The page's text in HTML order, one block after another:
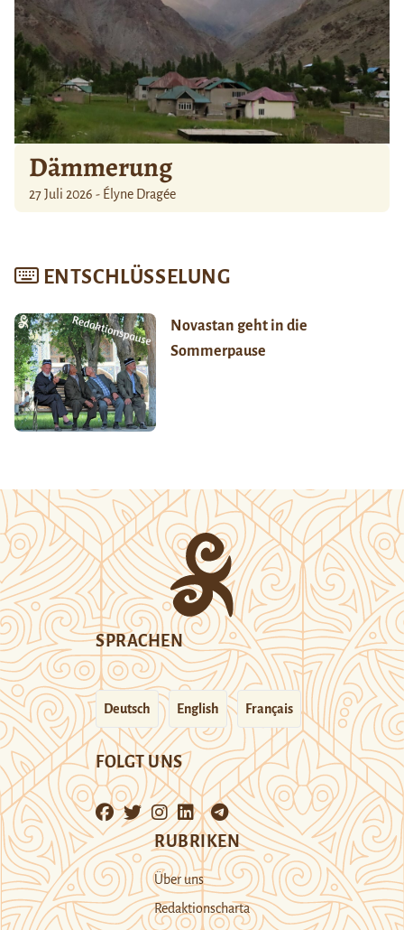
Dämmerung
27 Juli 2026 - Élyne Dragée
ENTSCHLÜSSELUNG
Novastan geht in die
Sommerpause
SPRACHEN
Deutsch English Français
FOLGT UNS
RUBRIKEN
Über uns
Redaktionscharta